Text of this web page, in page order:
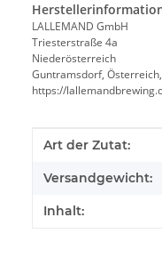
LALLEMAND GmbH
Triesterstraße 4a
Niederösterreich
Guntramsdorf,
https://
Produkteigenschaft
Wert
Art der Zutat:
Versandgewicht:
Inhalt: